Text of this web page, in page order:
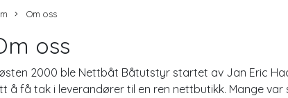
Om oss
oss
2000 ble Nettbåt Båtutstyr startet av Jan Eric
å få tak i leverandører til en ren nettbutikk. Mange